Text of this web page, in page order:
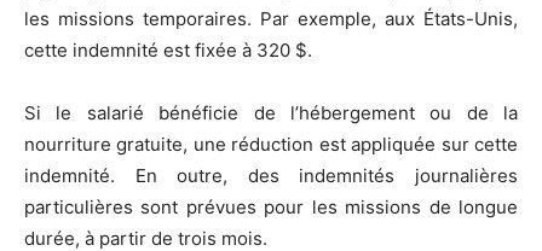
les missions temporaires. Par exemple, aux États-Unis,
cette indemnité est fixée à 320 $.
Si le salarié bénéficie de l’hébergement ou de la
nourriture gratuite, une réduction est appliquée sur cette
indemnité. En outre, des indemnités journalières
particulières sont prévues pour les missions de longue
durée, à partir de trois mois.